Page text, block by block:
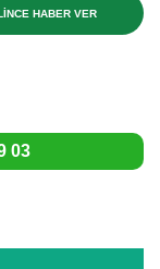
HABER VER
03